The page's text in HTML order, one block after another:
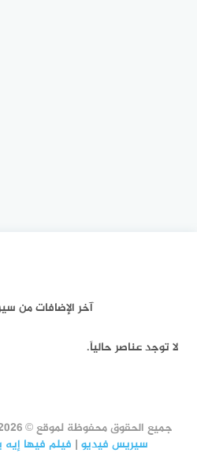
آخر الإضافات من
لا توجد عناصر حالياً.
جميع الحقوق محفوظة لموقع © 2026 أجارس للصحة
سيريس فيديو | فيلم فيها